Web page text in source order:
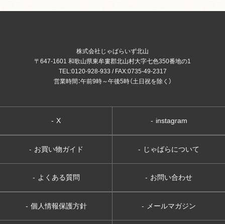
株式会社じゃばらいず北山
〒647-1601 和歌山県東牟婁郡北山村大字七色350番地の1
TEL:0120-928-933 / FAX:0735-49-2317
営業時間：午前9時～午後5時（土日祝を除く）
- instagram
- X
- じゃばらについて
- お買い物ガイド
- お問い合わせ
- よくある質問
- メールマガジン
- 個人情報保護方針